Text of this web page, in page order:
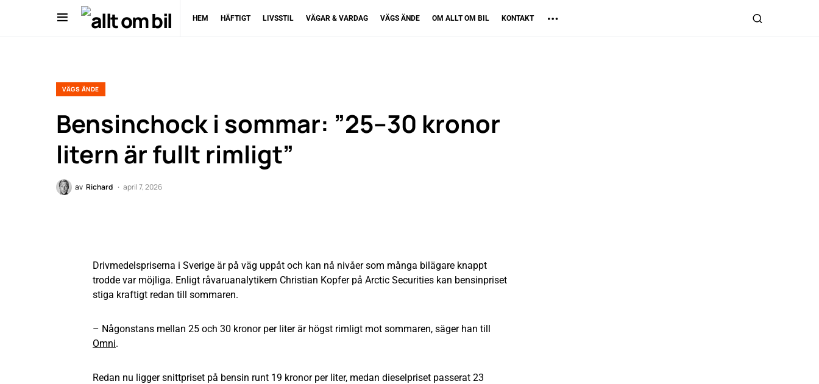
HEM HÄFTIGT LIVSSTIL VÄGAR & VARDAG VÄGS ÄNDE OM ALLT OM BIL KONTAKT
VÄGS ÄNDE
Bensinchock i sommar: ”25–30 kronor
litern är fullt rimligt”
av Richard april 7, 2026
Drivmedelspriserna i Sverige är på väg uppåt och kan nå nivåer som många bilägare knappt
trodde var möjliga. Enligt råvaruanalytikern Christian Kopfer på Arctic Securities kan bensinpriset
stiga kraftigt redan till sommaren.
– Någonstans mellan 25 och 30 kronor per liter är högst rimligt mot sommaren, säger han till
Omni.
Redan nu ligger snittpriset på bensin runt 19 kronor per liter, medan dieselpriset passerat 23